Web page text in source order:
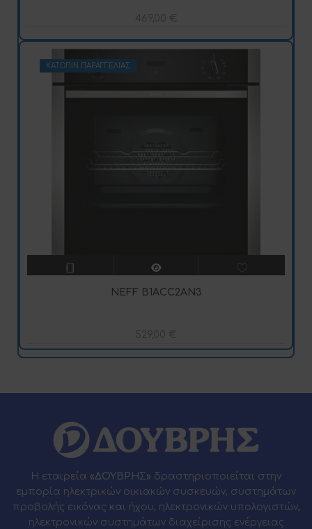
469,00 €
ΚΑΤΌΠΙΝ ΠΑΡΑΓΓΕΛΊΑΣ
NEFF B1ACC2AN3
529,00 €
Η εταιρεία «ΔΟΥΒΡΗΣ» δραστηριοποιείται στην
εμπορία ηλεκτρικών οικιακών συσκευών, συστημάτων
προβολής εικόνας και ήχου, ηλεκτρονικών υπολογιστών,
ηλεκτρονικών συστημάτων διαχείρισης ενέργειας